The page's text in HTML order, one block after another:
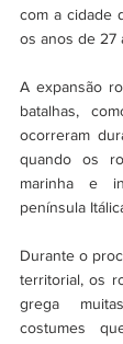
com a cidade
os anos de 27
A expansão
batalhas,
ocorreram
quando os
marinha e
península
Durante o
territorial, os
grega
costumes